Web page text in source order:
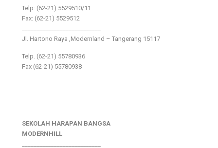
Telp: (62-21) 5529510/11
Fax: (62-21) 5529512
Jl. Hartono Raya ,Modernland – Tangerang 15117
Telp. (62-21) 55780936
Fax (62-21) 55780938
SEKOLAH HARAPAN BANGSA
MODERNHILL